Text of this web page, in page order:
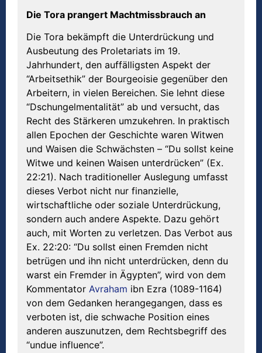
Die Tora prangert Machtmissbrauch an
Die Tora bekämpft die Unterdrückung und
Ausbeutung des Proletariats im 19.
Jahrhundert, den auffälligsten Aspekt der
“Arbeitsethik” der Bourgeoisie gegenüber den
Arbeitern, in vielen Bereichen. Sie lehnt diese
“Dschungelmentalität” ab und versucht, das
Recht des Stärkeren umzukehren. In praktisch
allen Epochen der Geschichte waren Witwen
und Waisen die Schwächsten – “Du sollst keine
Witwe und keinen Waisen unterdrücken” (Ex.
22:21). Nach traditioneller Auslegung umfasst
dieses Verbot nicht nur finanzielle,
wirtschaftliche oder soziale Unterdrückung,
sondern auch andere Aspekte. Dazu gehört
auch, mit Worten zu verletzen. Das Verbot aus
Ex. 22:20: “Du sollst einen Fremden nicht
betrügen und ihn nicht unterdrücken, denn du
warst ein Fremder in Ägypten”, wird von dem
Kommentator Avraham ibn Ezra (1089-1164)
von dem Gedanken herangegangen, dass es
verboten ist, die schwache Position eines
anderen auszunutzen, dem Rechtsbegriff des
“undue influence”.